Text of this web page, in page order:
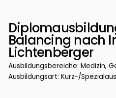
Balancing nach
Lichtenberger
Ausbildungsbereiche: Medizin,
Ausbildungsart: Kurz-/